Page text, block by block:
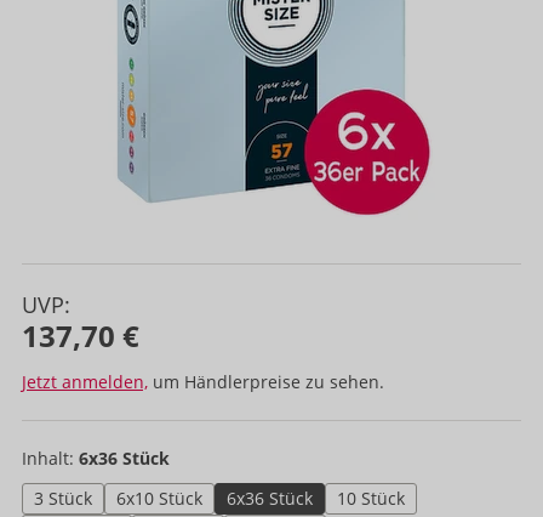
UVP:
137,70 €
Jetzt anmelden, um Händlerpreise zu sehen.
Inhalt: 6x36 Stück
3 Stück
6x10 Stück 6x36 Stück
10 Stück